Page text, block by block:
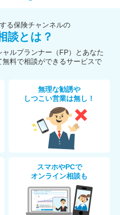
る保険チャンネルの
談とは？
ルプランナー（FP）とあなた
料で相談ができるサービスで
無理な勧誘や
しつこい営業は無し！
スマホやPCで
オンライン相談も